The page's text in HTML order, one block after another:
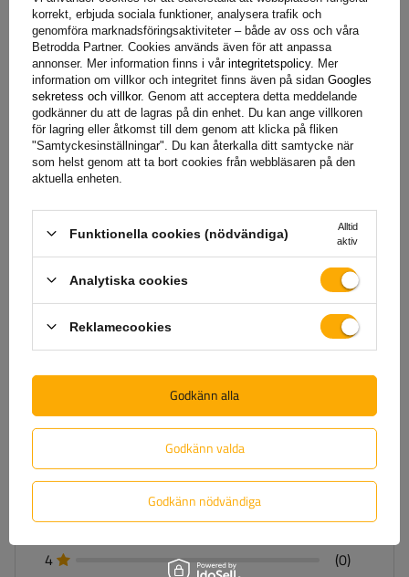
Ställ en fråga
För att ladda ner(1)
Recensioner(1)
5/5
Antal avgivna omdömen: 1
Lägg till din åsikt
För din åsikt kommer du att få100 poäng.i vårt
lojalitetsprogram.
Visa endast feedback bekräftad av köp
4
(0)
korrekt, erbjuda sociala funktioner, analysera trafik och
genomföra marknadsföringsaktiviteter – både av oss och våra
Betrodda Partner. Cookies används även för att anpassa
annonser. Mer information finns i vår integritetspolicy. Mer
information om villkor och integritet finns även på sidan Googles
sekretess och villkor. Genom att acceptera detta meddelande
godkänner du att de lagras på din enhet. Du kan ange villkoren
för lagring eller åtkomst till dem genom att klicka på fliken
"Samtyckesinställningar". Du kan återkalla ditt samtycke när
som helst genom att ta bort cookies från webbläsaren på den
aktuella enheten.
Funktionella cookies (nödvändiga)
Alltid
aktiv
Analytiska cookies
Reklamecookies
Godkänn valda
Godkänn nödvändiga
Godkänn alla